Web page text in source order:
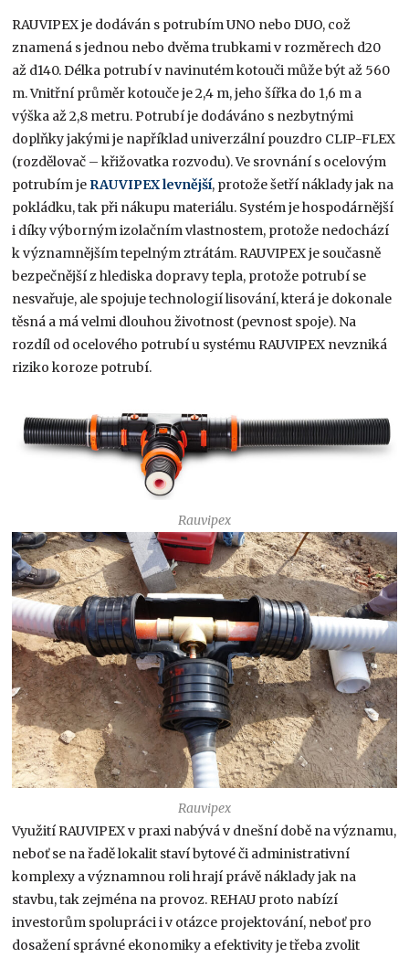
RAUVIPEX je dodáván s potrubím UNO nebo DUO, což
znamená s jednou nebo dvěma trubkami v rozměrech d20
až d140. Délka potrubí v navinutém kotouči může být až 560
m. Vnitřní průměr kotouče je 2,4 m, jeho šířka do 1,6 m a
výška až 2,8 metru. Potrubí je dodáváno s nezbytnými
doplňky jakými je například univerzální pouzdro CLIP-FLEX
(rozdělovač – křižovatka rozvodu). Ve srovnání s ocelovým
potrubím je RAUVIPEX levnější, protože šetří náklady jak na
pokládku, tak při nákupu materiálu. Systém je hospodárnější
i díky výborným izolačním vlastnostem, protože nedochází
k významnějším tepelným ztrátám. RAUVIPEX je současně
bezpečnější z hlediska dopravy tepla, protože potrubí se
nesvařuje, ale spojuje technologií lisování, která je dokonale
těsná a má velmi dlouhou životnost (pevnost spoje). Na
rozdíl od ocelového potrubí u systému RAUVIPEX nevzniká
riziko koroze potrubí.
Rauvipex
Rauvipex
Využití RAUVIPEX v praxi nabývá v dnešní době na významu,
neboť se na řadě lokalit staví bytové či administrativní
komplexy a významnou roli hrají právě náklady jak na
stavbu, tak zejména na provoz. REHAU proto nabízí
investorům spolupráci i v otázce projektování, neboť pro
dosažení správné ekonomiky a efektivity je třeba zvolit